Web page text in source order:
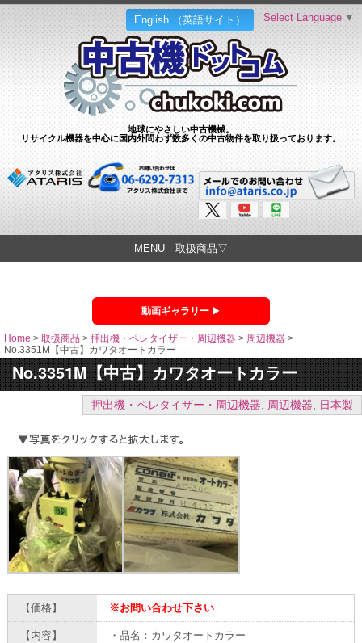
English （英語サイト）
地球にやさしい中古機械。
リサイクル機器を中心に国内外問わず数多くの中古物件を取り扱っております。
Select Language ▼
MENU 取扱商品▽
動画ギャラリー
Home > 取扱商品 > 押出機・ペレタイザー・周辺機器 > 周辺機器 >
No.3351M【中古】カワタオートカラー
No.3351M【中古】カワタオートカラー
押出機・ペレタイザー・周辺機器, 周辺機器, 日本製
【価格】 ※お問い合わせ下さい
【内容】
・品名：カワタオートカラー